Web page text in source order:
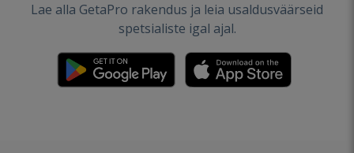
Lae alla GetaPro rakendus ja leia usaldusväärseid
spetsialiste igal ajal.